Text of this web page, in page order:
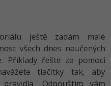
ještě zadám malé
všech dnes naučených
Příklady řešte za pomoci
tlačítky tak, aby
Odpouštím vám